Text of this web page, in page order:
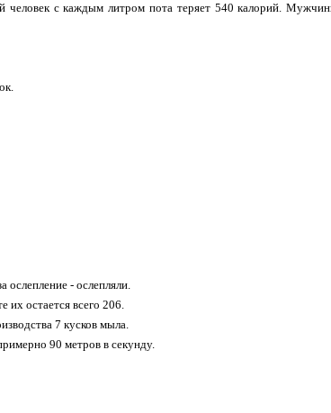
человек с каждым литром пота теряет 540 калорий.
ослепление - ослепляли.
их остается всего 206.
7 кусков мыла.
90 метров в секунду.